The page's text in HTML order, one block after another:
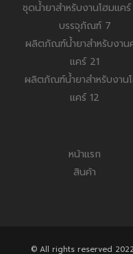
ชุดน้ำยาสำหรับงานโฮมแคร์
บรรจุภัณฑ์ 7
ผลิตภัณฑ์น้ำยาสำหรับงาน
แคร์ 21
ผลิตภัณฑ์น้ำยาสำหรับงาน
แคร์ 12
หน้าแรก
สินค้า
© All rights reserved